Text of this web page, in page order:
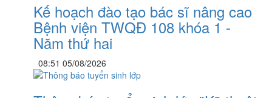
Kế hoạch đào tạo bác sĩ nâng cao
Bệnh viện TWQĐ 108 khóa 1 -
Năm thứ hai
08:51 05/08/2026